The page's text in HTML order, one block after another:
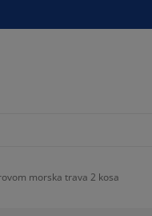
morska trava 2 kosa